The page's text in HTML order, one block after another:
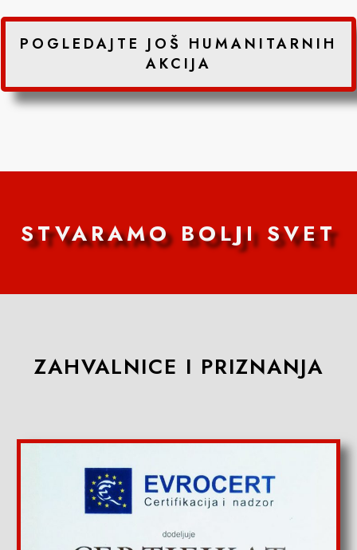
POGLEDAJTE JOŠ HUMANITARNIH
AKCIJA
STVARAMO BOLJI SVET
ZAHVALNICE I PRIZNANJA